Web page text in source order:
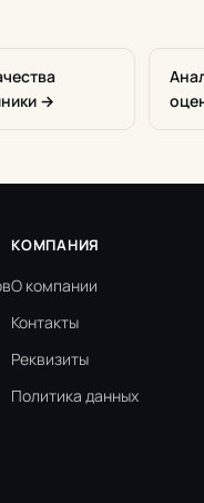
→
КОМПАНИЯ
О компании
Контакты
Реквизиты
Политика данных